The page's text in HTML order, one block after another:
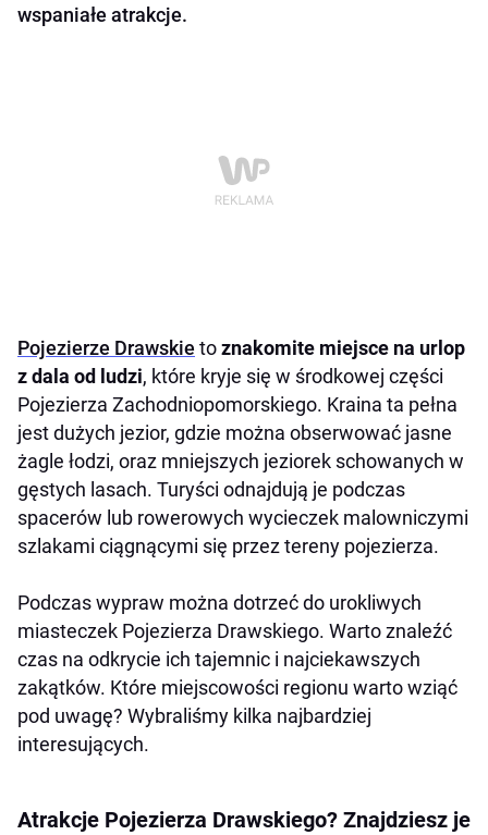
wspaniałe atrakcje.
Pojezierze Drawskie toznakomite miejsce na urlop
z dala od ludzi, które kryje się w środkowej części
Pojezierza Zachodniopomorskiego. Kraina ta pełna
jest dużych jezior, gdzie można obserwować jasne
żagle łodzi, oraz mniejszych jeziorek schowanych w
gęstych lasach. Turyści odnajdują je podczas
spacerów lub rowerowych wycieczek malowniczymi
szlakami ciągnącymi się przez tereny pojezierza.
Podczas wypraw można dotrzeć do urokliwych
miasteczek Pojezierza Drawskiego. Warto znaleźć
czas na odkrycie ich tajemnic i najciekawszych
zakątków. Które miejscowości regionu warto wziąć
pod uwagę? Wybraliśmy kilka najbardziej
interesujących.
Atrakcje Pojezierza Drawskiego? Znajdziesz je